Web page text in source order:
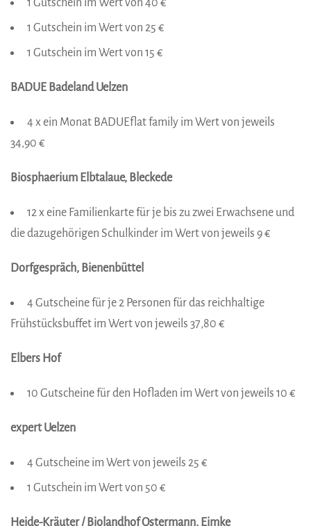
1 Gutschein im Wert von 40 €
1 Gutschein im Wert von 25 €
1 Gutschein im Wert von 15 €
BADUE Badeland Uelzen
4 x ein Monat BADUEflat family im Wert von jeweils
34,90 €
Biosphaerium Elbtalaue, Bleckede
12 x eine Familienkarte für je bis zu zwei Erwachsene und
die dazugehörigen Schulkinder im Wert von jeweils 9 €
Dorfgespräch, Bienenbüttel
4 Gutscheine für je 2 Personen für das reichhaltige
Frühstücks­buffet im Wert von jeweils 37,80 €
Elbers Hof
10 Gutscheine für den Hofladen im Wert von jeweils 10 €
expert Uelzen
4 Gutscheine im Wert von jeweils 25 €
1 Gutschein im Wert von 50 €
Heide-Kräuter / Biolandhof Ostermann, Eimke